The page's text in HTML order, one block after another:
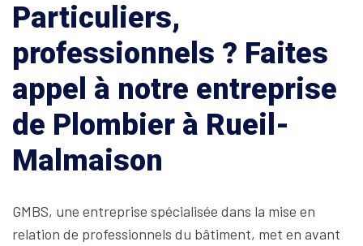
Particuliers,
professionnels ? Faites
appel à notre entreprise
de Plombier à Rueil-
Malmaison
GMBS, une entreprise spécialisée dans la mise en
relation de professionnels du bâtiment, met en avant